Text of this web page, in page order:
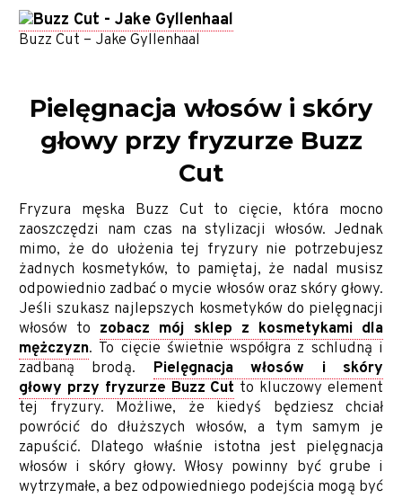
Buzz Cut – Jake Gyllenhaal
Pielęgnacja włosów i skóry
głowy przy fryzurze Buzz
Cut
Fryzura męska Buzz Cut to cięcie, która mocno
zaoszczędzi nam czas na stylizacji włosów. Jednak
mimo, że do ułożenia tej fryzury nie potrzebujesz
żadnych kosmetyków, to pamiętaj, że nadal musisz
odpowiednio zadbać o mycie włosów oraz skóry głowy.
Jeśli szukasz najlepszych kosmetyków do pielęgnacji
włosów to zobacz mój sklep z kosmetykami dla
mężczyzn. To cięcie świetnie współgra z schludną i
zadbaną brodą. Pielęgnacja włosów i skóry
głowy przy fryzurze Buzz Cut to kluczowy element
tej fryzury. Możliwe, że kiedyś będziesz chciał
powrócić do dłuższych włosów, a tym samym je
zapuścić. Dlatego właśnie istotna jest pielęgnacja
włosów i skóry głowy. Włosy powinny być grube i
wytrzymałe, a bez odpowiedniego podejścia mogą być